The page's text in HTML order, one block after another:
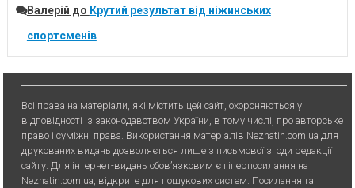
Валерій до Крутий результат від ніжинських
спортсменів
Всі права на матеріали, які містить цей сайт, охороняються у
відповідності із законодавством України, в тому числі, про авторське
право і суміжні права. Використання матерiалiв Nezhatin.com.ua для
друкованих видань дозволяється лише з письмової згоди редакції
сайту. Для iнтернет-видань обов’язковим є гiперпосилання на
Nezhatin.com.ua, відкрите для пошукових систем. Посилання та